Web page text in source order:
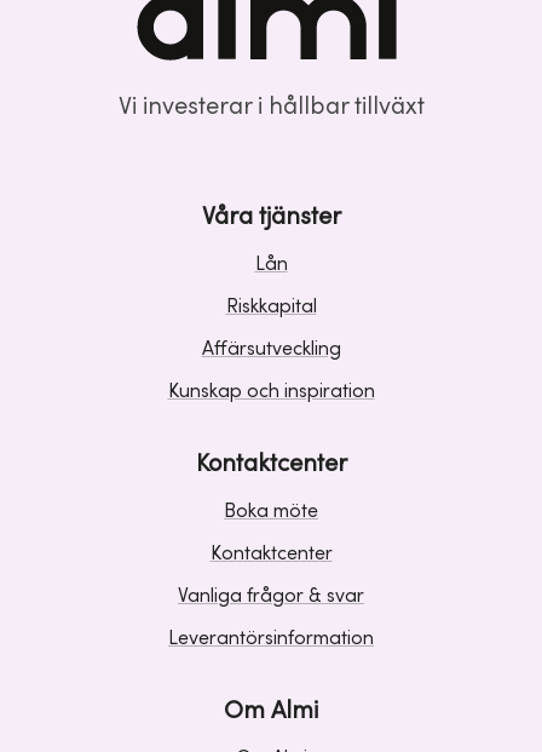
Vi investerar i hållbar tillväxt
Våra tjänster
Lån
Riskkapital
Affärsutveckling
Kunskap och inspiration
Kontaktcenter
Boka möte
Kontaktcenter
Vanliga frågor & svar
Leverantörsinformation
Om Almi